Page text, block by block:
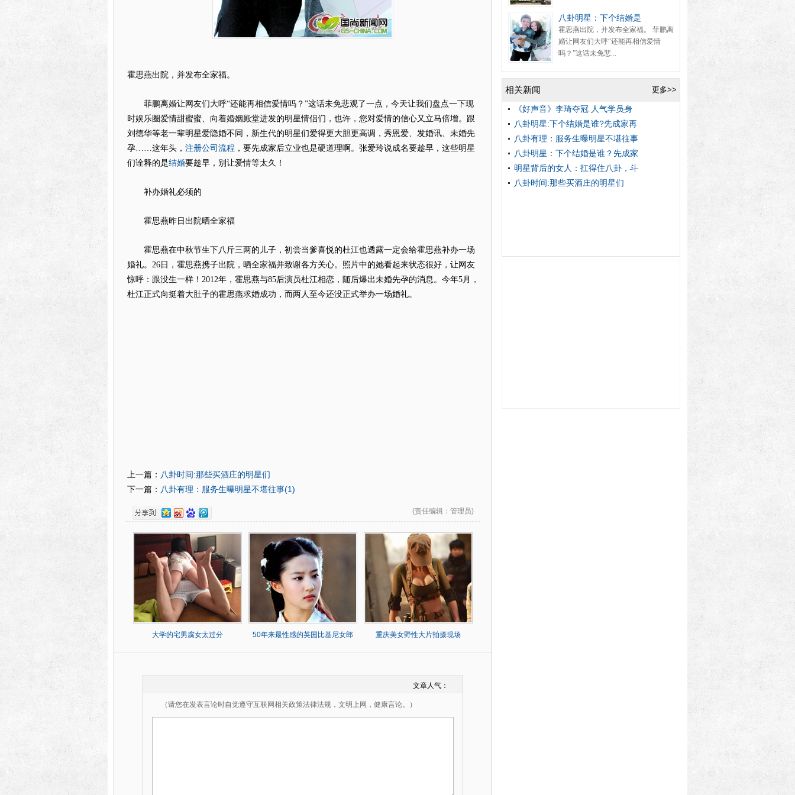
霍思燕出院，并发布全家福。
菲鹏离婚让网友们大呼“还能再相信爱情吗？”这话未免悲观了一点，今天让我们盘点一下现
时娱乐圈爱情甜蜜蜜、向着婚姻殿堂进发的明星情侣们，也许，您对爱情的信心又立马倍增。跟
刘德华等老一辈明星爱隐婚不同，新生代的明星们爱得更大胆更高调，秀恩爱、发婚讯、未婚先
孕……这年头， 注册公司流程 ，要先成家后立业也是硬道理啊。张爱玲说成名要趁早，这些明星
们诠释的是结婚要趁早，别让爱情等太久！
补办婚礼必须的
霍思燕昨日出院晒全家福
霍思燕在中秋节生下八斤三两的儿子，初尝当爹喜悦的杜江也透露一定会给霍思燕补办一场
婚礼。26日，霍思燕携子出院，晒全家福并致谢各方关心。照片中的她看起来状态很好，让网友
惊呼：跟没生一样！2012年，霍思燕与85后演员杜江相恋，随后爆出未婚先孕的消息。今年5月，
杜江正式向挺着大肚子的霍思燕求婚成功，而两人至今还没正式举办一场婚礼。
上一篇： 八卦时间:那些买酒庄的明星们
下一篇： 八卦有理：服务生曝明星不堪往事(1)
(责任编辑 ：管理员)
大学的宅男腐女太过分 50年来最性感的英国比基尼女郎 重庆美女野性大片拍摄现场
文章人气：
（请您在发表言论时自觉遵守互联网相关政策法律法规，文明上网，健康言论。）
八卦明星：下个结婚是
霍思燕出院，并发布全家福。 菲鹏离
婚让网友们大呼“还能再相信爱情
吗？”这话未免悲...
更多>>
相关新闻
《好声音》李琦夺冠 人气学员身
八卦明星:下个结婚是谁?先成家再
八卦有理：服务生曝明星不堪往事
八卦明星：下个结婚是谁？先成家
明星背后的女人：扛得住八卦，斗
八卦时间:那些买酒庄的明星们